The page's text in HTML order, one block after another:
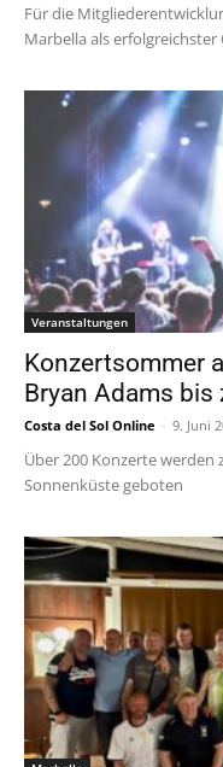
Für die
Marbella als erfolgreichster
Veranstaltungen
Konzertsommer
Bryan Adams bis
Costa del Sol Online - 9. Juni
Über 200 Konzerte werden
Sonnenküste geboten